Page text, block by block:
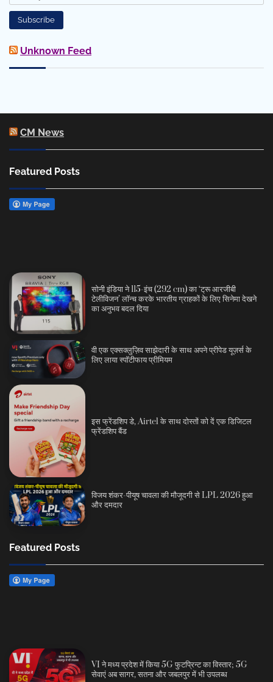
Unknown Feed
CM News
Featured Posts
सोनी इंडिया ने 115-इंच (292 cm) का ‘ट्रू आरजीबी
टेलीविजन’ लॉन्च करके भारतीय ग्राहकों के लिए सिनेमा देखने
का अनुभव बदल दिया
वी एक एक्सक्लुज़िव साझेदारी के साथ अपने प्रीपेड यूज़र्स के
लिए लाया स्पॉटीफाय प्रीमियम
इस फ्रेंडशिप डे, Airtel के साथ दोस्तों को दें एक डिजिटल
फ्रेंडशिप बैंड
विजय शंकर-पीयूष चावला की मौजूदगी से LPL 2026 हुआ
और दमदार
Featured Posts
VI ने मध्य प्रदेश में किया 5G फुटप्रिन्ट का विस्तार; 5G
सेवाएं अब सागर, सतना और जबलपुर में भी उपलब्ध